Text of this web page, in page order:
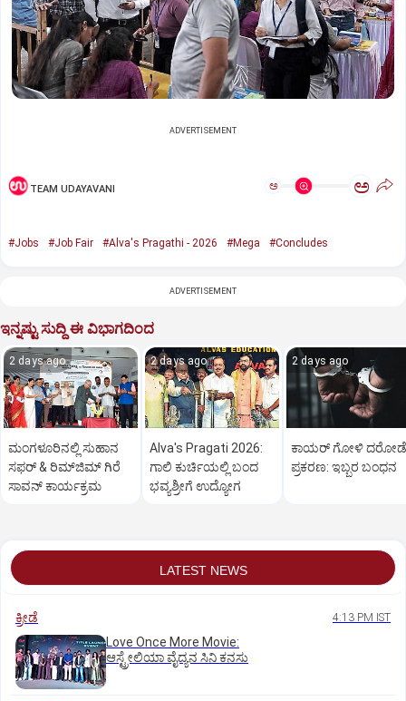
ADVERTISEMENT
TEAM UDAYAVANI ಅ ಅ
#Jobs #Job Fair #Alva's Pragathi - 2026 #Mega #Concludes
ADVERTISEMENT
ಇನ್ನಷ್ಟು ಸುದ್ದಿ ಈ ವಿಭಾಗದಿಂದ
2 days ago
ಮಂಗಳೂರಿನಲ್ಲಿ ಸುಹಾನ
ಸಫರ್ & ರಿಮ್‌ಜಿಮ್ ಗಿರೆ
ಸಾವನ್ ಕಾರ್ಯಕ್ರಮ
2 days ago
Alva's Pragati 2026:
ಗಾಲಿ ಕುರ್ಚಿಯಲ್ಲಿ ಬಂದ
ಭವ್ಯಶ್ರೀಗೆ ಉದ್ಯೋಗ
2 days ago
ಕಾಯರ್ ಗೋಳಿ ದರೋಡೆ
ಪ್ರಕರಣ: ಇಬ್ಬರ ಬಂಧನ
LATEST NEWS
ಕ್ರೀಡೆ 4:13 PM IST
Love Once More Movie:
ಆಸ್ಟ್ರೇಲಿಯಾ ವೈದ್ಯನ ಸಿನಿ ಕನಸು